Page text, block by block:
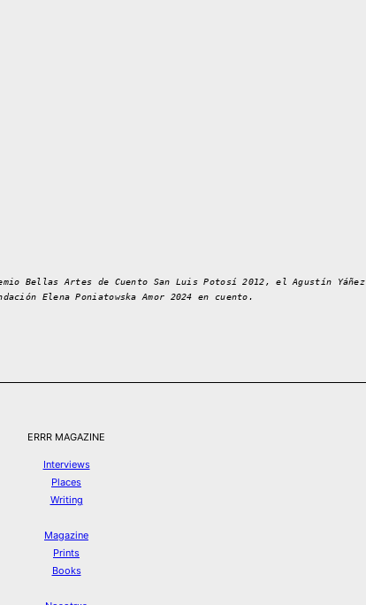
Bellas Artes de Cuento San Luis Potosí 2012, el Agustín
Elena Poniatowska Amor 2024 en cuento.
ERRR MAGAZINE
Interviews
Places
Writing
Magazine
Prints
Books